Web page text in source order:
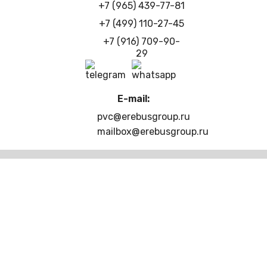
+7 (965) 439-77-81
+7 (499) 110-27-45
+7 (916) 709-90-
29
E-mail:
pvc@erebusgroup.ru
mailbox@erebusgroup.ru